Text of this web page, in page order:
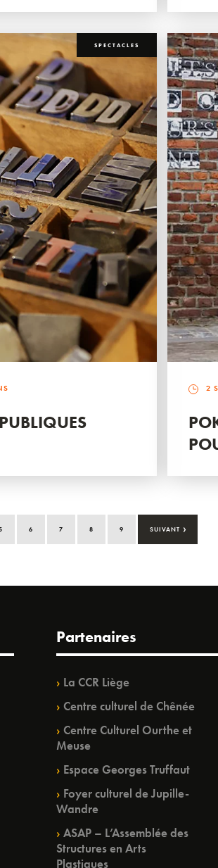
SPECTACLES
2
6 7 8 9 SUIVANT ›
Partenaires
La CCR Liège
Centre culturel de Chênée
Centre Culturel Ourthe et
Meuse
Espace Georges Truffaut
Foyer culturel de Jupille-
Wandre
ASAP – L’Assemblée des
Structures en Arts
Plastiques